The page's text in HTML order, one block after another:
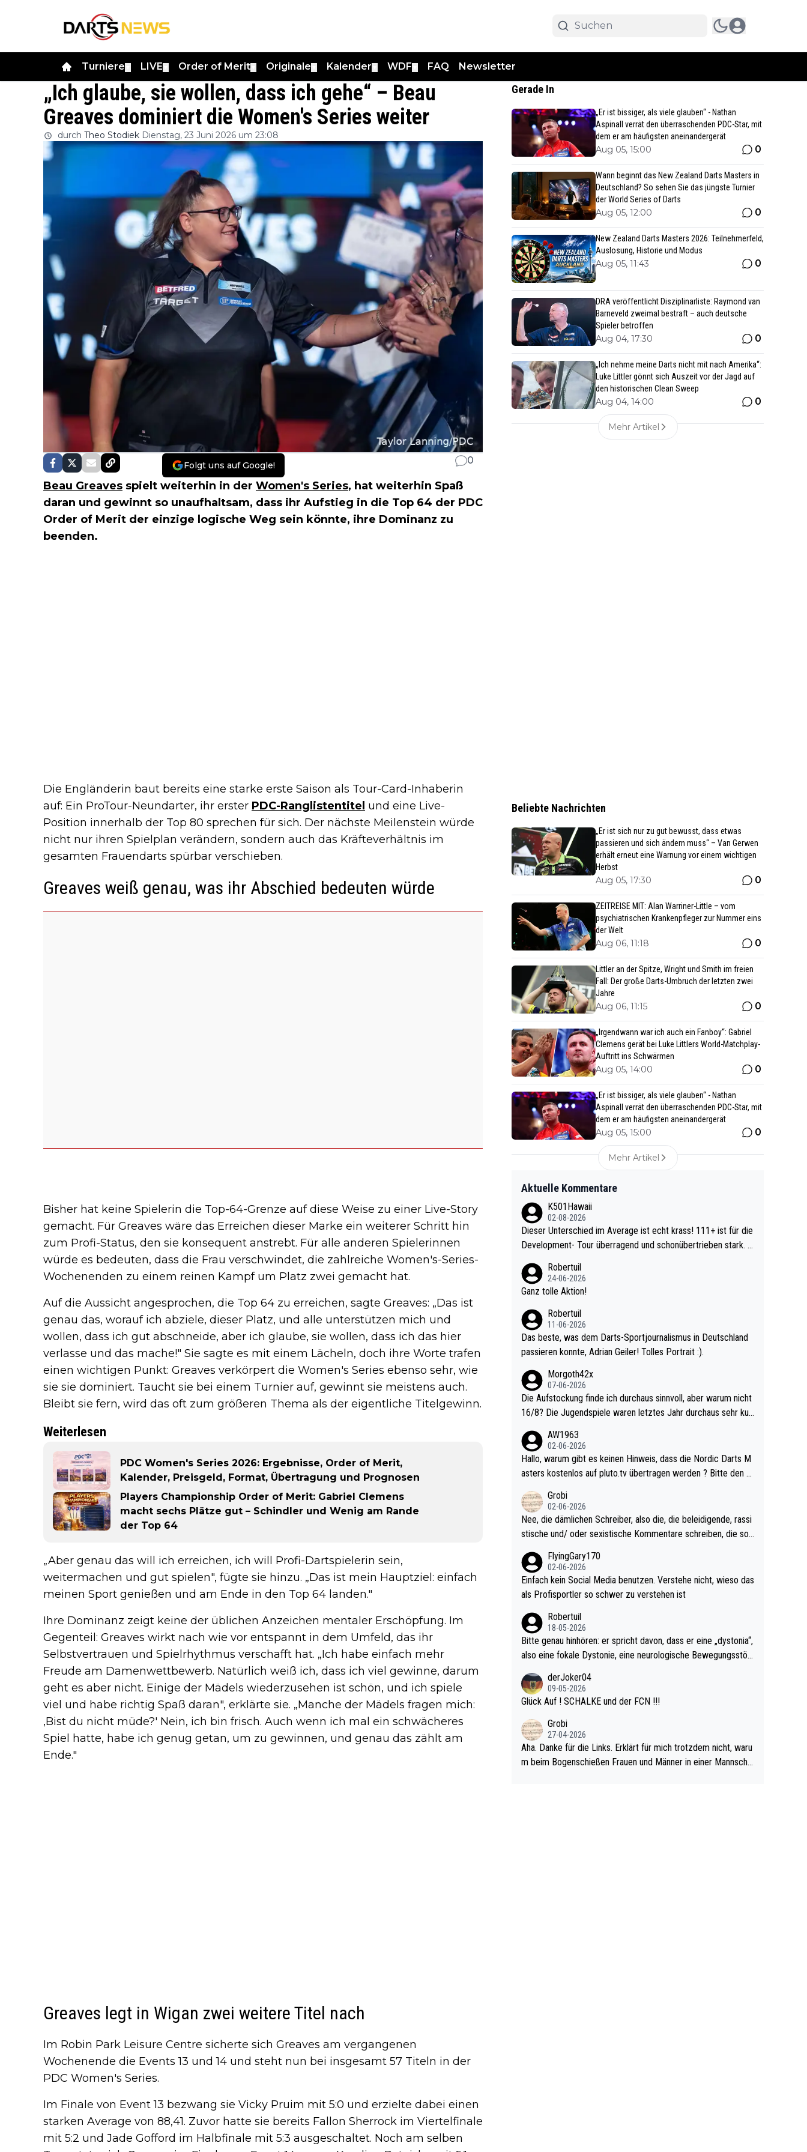
Turniere LIVE Order of Merit Originale Kalender WDF FAQ Newsletter
„Ich glaube, sie wollen, dass ich gehe“ – Beau
Greaves dominiert die Women's Series weiter
durch Theo Stodiek Dienstag, 23 Juni 2026 um 23:08
Folgt uns auf Google! 0
Beau Greaves spielt weiterhin in der Women's Series, hat weiterhin Spaß
daran und gewinnt so unaufhaltsam, dass ihr Aufstieg in die Top 64 der PDC
Order of Merit der einzige logische Weg sein könnte, ihre Dominanz zu
beenden.
Die Engländerin baut bereits eine starke erste Saison als Tour-Card-Inhaberin
auf: Ein ProTour-Neundarter, ihr erster PDC-Ranglistentitel und eine Live-
Position innerhalb der Top 80 sprechen für sich. Der nächste Meilenstein würde
nicht nur ihren Spielplan verändern, sondern auch das Kräfteverhältnis im
gesamten Frauendarts spürbar verschieben.
Greaves weiß genau, was ihr Abschied bedeuten würde
Bisher hat keine Spielerin die Top-64-Grenze auf diese Weise zu einer Live-Story
gemacht. Für Greaves wäre das Erreichen dieser Marke ein weiterer Schritt hin
zum Profi-Status, den sie konsequent anstrebt. Für alle anderen Spielerinnen
würde es bedeuten, dass die Frau verschwindet, die zahlreiche Women's-Series-
Wochenenden zu einem reinen Kampf um Platz zwei gemacht hat.
Auf die Aussicht angesprochen, die Top 64 zu erreichen, sagte Greaves: „Das ist
genau das, worauf ich abziele, dieser Platz, und alle unterstützen mich und
wollen, dass ich gut abschneide, aber ich glaube, sie wollen, dass ich das hier
verlasse und das mache!" Sie sagte es mit einem Lächeln, doch ihre Worte trafen
einen wichtigen Punkt: Greaves verkörpert die Women's Series ebenso sehr, wie
sie sie dominiert. Taucht sie bei einem Turnier auf, gewinnt sie meistens auch.
Bleibt sie fern, wird das oft zum größeren Thema als der eigentliche Titelgewinn.
Weiterlesen
PDC Women's Series 2026: Ergebnisse, Order of Merit,
Kalender, Preisgeld, Format, Übertragung und Prognosen
Players Championship Order of Merit: Gabriel Clemens
macht sechs Plätze gut – Schindler und Wenig am Rande
der Top 64
„Aber genau das will ich erreichen, ich will Profi-Dartspielerin sein,
weitermachen und gut spielen", fügte sie hinzu. „Das ist mein Hauptziel: einfach
meinen Sport genießen und am Ende in den Top 64 landen."
Ihre Dominanz zeigt keine der üblichen Anzeichen mentaler Erschöpfung. Im
Gegenteil: Greaves wirkt nach wie vor entspannt in dem Umfeld, das ihr
Selbstvertrauen und Spielrhythmus verschafft hat. „Ich habe einfach mehr
Freude am Damenwettbewerb. Natürlich weiß ich, dass ich viel gewinne, darum
geht es aber nicht. Einige der Mädels wiederzusehen ist schön, und ich spiele
viel und habe richtig Spaß daran", erklärte sie. „Manche der Mädels fragen mich:
‚Bist du nicht müde?' Nein, ich bin frisch. Auch wenn ich mal ein schwächeres
Spiel hatte, habe ich genug getan, um zu gewinnen, und genau das zählt am
Ende."
Greaves legt in Wigan zwei weitere Titel nach
Im Robin Park Leisure Centre sicherte sich Greaves am vergangenen
Wochenende die Events 13 und 14 und steht nun bei insgesamt 57 Titeln in der
PDC Women's Series.
Im Finale von Event 13 bezwang sie Vicky Pruim mit 5:0 und erzielte dabei einen
starken Average von 88,41. Zuvor hatte sie bereits Fallon Sherrock im Viertelfinale
mit 5:2 und Jade Gofford im Halbfinale mit 5:3 ausgeschaltet. Noch am selben
Gerade In
„Er ist bissiger, als viele glauben“ - Nathan
Aspinall verrät den überraschenden PDC-Star, mit
dem er am häufigsten aneinandergerät
Aug 05, 15:00 0
Wann beginnt das New Zealand Darts Masters in
Deutschland? So sehen Sie das jüngste Turnier
der World Series of Darts
Aug 05, 12:00 0
New Zealand Darts Masters 2026: Teilnehmerfeld,
Auslosung, Historie und Modus
Aug 05, 11:43 0
DRA veröffentlicht Disziplinarliste: Raymond van
Barneveld zweimal bestraft – auch deutsche
Spieler betroffen
Aug 04, 17:30 0
„Ich nehme meine Darts nicht mit nach Amerika“:
Luke Littler gönnt sich Auszeit vor der Jagd auf
den historischen Clean Sweep
Aug 04, 14:00 0
Mehr Artikel
Beliebte Nachrichten
„Er ist sich nur zu gut bewusst, dass etwas
passieren und sich ändern muss“ – Van Gerwen
erhält erneut eine Warnung vor einem wichtigen
Herbst
Aug 05, 17:30 0
ZEITREISE MIT: Alan Warriner-Little – vom
psychiatrischen Krankenpfleger zur Nummer eins
der Welt
Aug 06, 11:18 0
Littler an der Spitze, Wright und Smith im freien
Fall: Der große Darts-Umbruch der letzten zwei
Jahre
Aug 06, 11:15 0
„Irgendwann war ich auch ein Fanboy“: Gabriel
Clemens gerät bei Luke Littlers World-Matchplay-
Auftritt ins Schwärmen
Aug 05, 14:00 0
„Er ist bissiger, als viele glauben“ - Nathan
Aspinall verrät den überraschenden PDC-Star, mit
dem er am häufigsten aneinandergerät
Aug 05, 15:00 0
Mehr Artikel
Aktuelle Kommentare
K501Hawaii
02-08-2026
Dieser Unterschied im Average ist echt krass! 111+ ist für die
Development- Tour überragend und schonübertrieben stark. U
e mal 40+ erst recht. Da gewinnst keinen Blumentopf - ist ja n
och krasser wie ein Pokalspiel eines Kreisligisten vs einem Bu
Robertuil
24-06-2026
Ganz tolle Aktion!
Robertuil
11-06-2026
Das beste, was dem Darts-Sportjournalismus in Deutschland
passieren konnte, Adrian Geiler! Tolles Portrait :).
Morgoth42x
07-06-2026
Die Aufstockung finde ich durchaus sinnvoll, aber warum nicht
16/8? Die Jugendspiele waren letztes Jahr durchaus sehr kur
l. Allerdings ist Mitchell Lawrie als Nummer 1 der Welt eh quali
fiziert. Somit ändert die automatische Qualifikation des Weltm
eisters erstmal nichts. Ich denke sie wollen damit für nächste
d wohl wenig WDF Turniere spielen. Dies war bei Archie Self l
etztes Jahr der Fall. Er musste als amtierender Weltmeister d
urch den Qualifier und ich glaube kaum, dass Mitchel sich das
(in Vegas) antun würde, wenn er doch eigentlich die PDC-WM
als Ziel hat.
AW1963
02-06-2026
Hallo, warum gibt es keinen Hinweis, dass die Nordic Darts M
asters kostenlos auf pluto.tv übertragen werden ? Bitte den A
Grobi
02-06-2026
Nee, die dämlichen Schreiber, also die, die beleidigende, rassi
stische und/ oder sexistische Kommentare schreiben, die soll
nes Leben in den Griff kriegen. Nur eins wundert mich: Luke Li
ttler war doch neulich erst derjenige, der über Social Media G
vV provoziert hat. Und Littlers Mutter schießt öfters mal gege
ehler!
FlyingGary170
02-06-2026
Einfach kein Social Media benutzen. Verstehe nicht, wieso das
als Profisportler so schwer zu verstehen ist
Robertuil
18-05-2026
Bitte genau hinhören: er spricht davon, dass er eine „dystonia“,
also eine fokale Dystonie, eine neurologische Bewegungsstör
werden, im Arm hat. Und, dass Medikamente ihm helfen! Ich gl
aube immer noch, dass sehr viele der Dartits-Fälle fälschlich p
d diese könnten teils wirksam behandelt werden! Dafür müsst
e man nur zum Neurologen und nicht zum Mentaltrainer gehe
derJoker04
09-05-2026
Glück Auf ! SCHALKE und der FCN !!!
Grobi
27-04-2026
Aha. Danke für die Links. Erklärt für mich trotzdem nicht, waru
m beim Bogenschießen Frauen und Männer in einer Mannscha